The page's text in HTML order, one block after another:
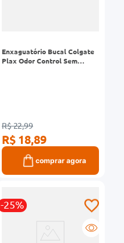
Enxaguatório Bucal Colgate
Plax Odor Control Sem
R$ 22,99
R$ 18,89
comprar agora
-25%